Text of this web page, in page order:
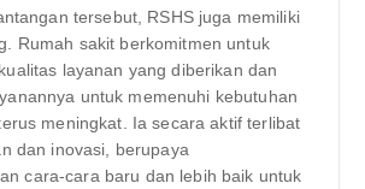
tersebut, RSHS juga memiliki
Rumah sakit berkomitmen untuk
layanan yang diberikan dan
untuk memenuhi kebutuhan
meningkat. Ia secara aktif terlibat
dan inovasi, berupaya
cara-cara baru dan lebih baik untuk